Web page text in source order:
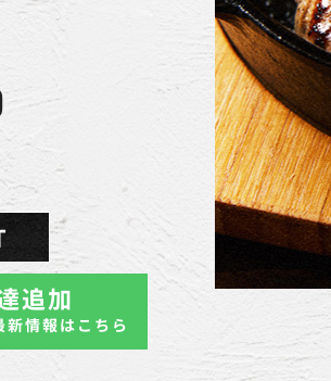
追加
情報はこちら